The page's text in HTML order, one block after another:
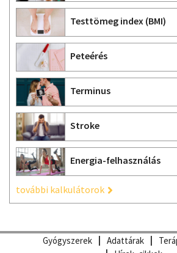
Testtömeg index (BMI)
Peteérés
Terminus
Stroke
Energia-felhasználás
további kalkulátorok
Gyógyszerek Adattárak